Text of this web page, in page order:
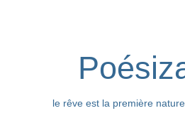
le rêve est la première